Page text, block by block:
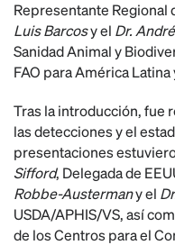
Representante Regional
Luis Barcosy el Dr.
Sanidad Animal y
FAO para América Latina
Tras la introducción, fue
las detecciones y el
presentaciones
Sifford, Delegada de
Robbe-Austermany el
USDA/APHIS/VS, así
de los Centros para el